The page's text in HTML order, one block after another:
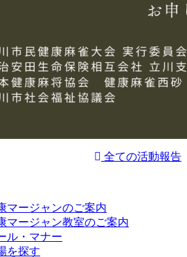
全ての活動報告